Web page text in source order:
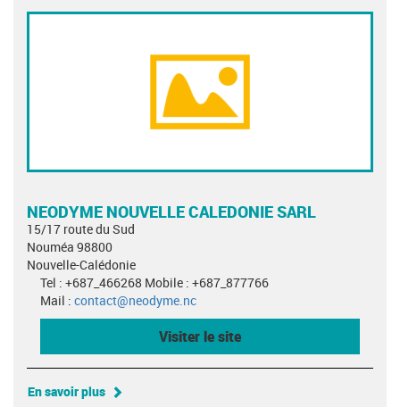
NEODYME NOUVELLE CALEDONIE SARL
15/17 route du Sud
Nouméa 98800
Nouvelle-Calédonie
Tel : +687_466268 Mobile : +687_877766
Mail : contact@neodyme.nc
Visiter le site
En savoir plus